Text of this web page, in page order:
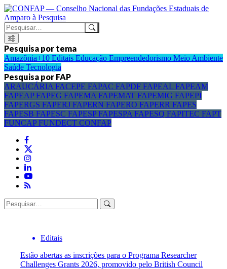
Pesquisa por tema
Amazônia+10 Editais Educação Empreendedorismo Meio Ambiente
Saúde Tecnologia
Pesquisa por FAP
ARAUCÁRIA FACEPE FAPAC FAPDF FAPEAL FAPEAM
FAPEAPFAPEG FAPEMA FAPEMAT FAPEMIG FAPEPI
FAPERGS FAPERJ FAPERN FAPERO FAPERR FAPES
FAPESB FAPESC FAPESPFAPESPA FAPESQ FAPITEC FAPT
FUNCAPFUNDECT CONFAP
Editais
Estão abertas as inscrições para o Programa Researcher
Challenges Grants 2026, promovido pelo British Council